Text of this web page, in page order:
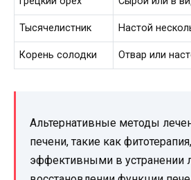
Тысячелистник Настой
Корень солодки Отвар или
Альтернативные методы
печени, такие как
эффективными в устранении